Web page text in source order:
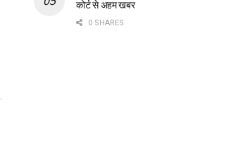
कोर्ट से अहम खबर
0 SHARES